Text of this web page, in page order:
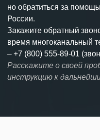
но обратиться за
России.
Закажите обратный
время многоканальный
– +7 (800) 555-89-01
Расскажите о своей
инструкцию к